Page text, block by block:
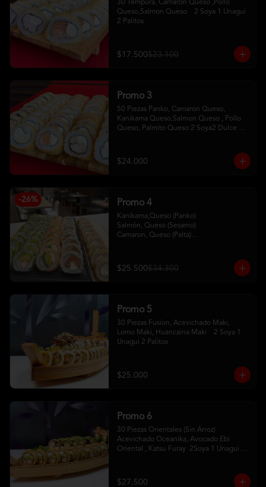
30 Tempura, Camaron Queso ,Pollo
Queso,Salmon Queso    2 Soya 1 Unagui
2 Palitos
$17.500$23.100
Promo 3
50 Piezas Panko, Camaron Queso,
Kanikama Queso,Salmon Queso , Pollo
Queso, Palmito Queso 2 Soya2 Dulce 2
$24.000
-26% Promo 4
Kanikama,Queso (Panko)
Salmón, Queso (Sesamo)
Camaron, Queso (Palta)
$25.500$34.300
Promo 5
30 Piezas Fusion, Acevichado Maki,
Lomo Maki, Huancaina Maki    2 Soya 1
Unagui 2 Palitos
$25.000
Promo 6
30 Piezas Orientales (Sin Arroz)
Acevichado Oceanika, Avocado Ebi
Oriental , Katsu Furay  2Soya 1 Unagui 2
$27.500